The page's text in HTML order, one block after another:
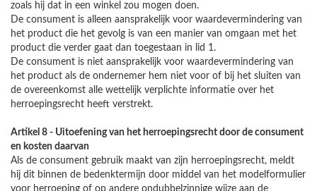
zoals hij dat in een winkel zou mogen doen.
De consument is alleen aansprakelijk voor waardevermindering van
het product die het gevolg is van een manier van omgaan met het
product die verder gaat dan toegestaan in lid 1.
De consument is niet aansprakelijk voor waardevermindering van
het product als de ondernemer hem niet voor of bij het sluiten van
de overeenkomst alle wettelijk verplichte informatie over het
herroepingsrecht heeft verstrekt.
Artikel 8 - Uitoefening van het herroepingsrecht door de consument
en kosten daarvan
Als de consument gebruik maakt van zijn herroepingsrecht, meldt
hij dit binnen de bedenktermijn door middel van het modelformulier
voor herroeping of op andere ondubbelzinnige wijze aan de